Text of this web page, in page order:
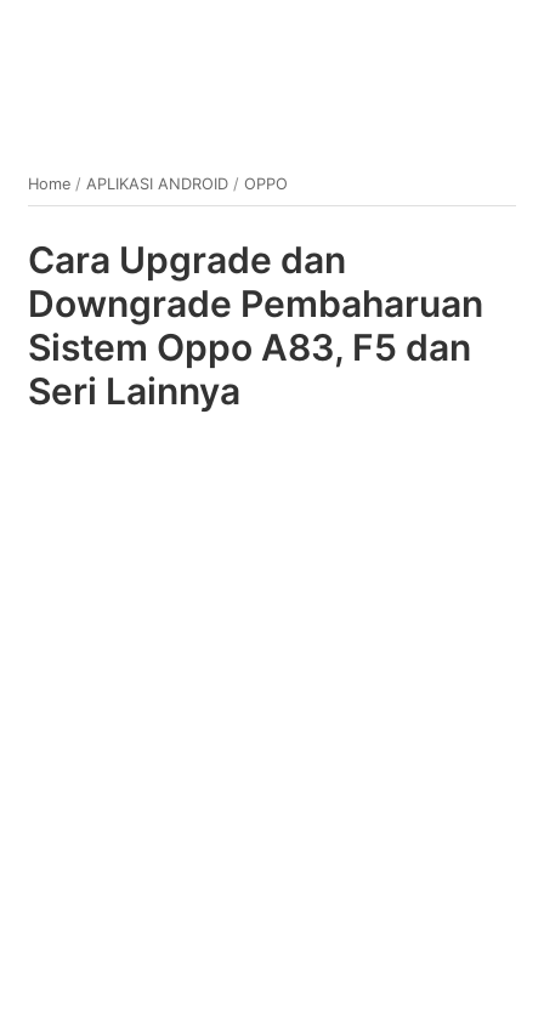
Home /APLIKASI ANDROID /OPPO
Cara Upgrade dan
Downgrade Pembaharuan
Sistem Oppo A83, F5 dan
Seri Lainnya